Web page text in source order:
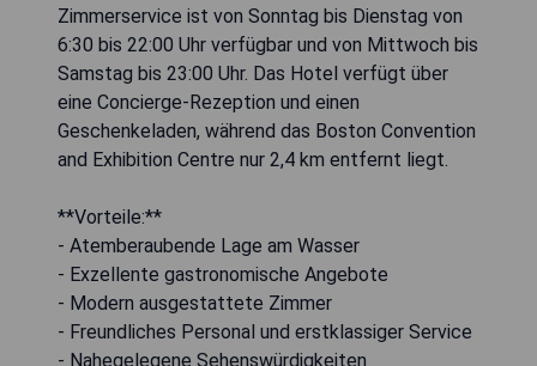
Zimmerservice ist von Sonntag bis Dienstag von
6:30 bis 22:00 Uhr verfügbar und von Mittwoch bis
Samstag bis 23:00 Uhr. Das Hotel verfügt über
eine Concierge-Rezeption und einen
Geschenkeladen, während das Boston Convention
and Exhibition Centre nur 2,4 km entfernt liegt.
**Vorteile:**
- Atemberaubende Lage am Wasser
- Exzellente gastronomische Angebote
- Modern ausgestattete Zimmer
- Freundliches Personal und erstklassiger Service
- Nahegelegene Sehenswürdigkeiten